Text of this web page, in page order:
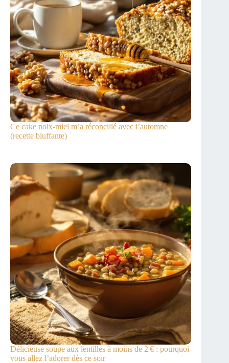
Ce cake noix-miel m’a réconcilié avec l’automne
(recette bluffante)
Délicieuse soupe aux lentilles à moins de 2 € : pourquoi
vous allez l’adorer dès ce soir